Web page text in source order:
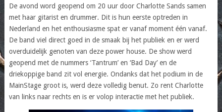
De avond word geopend om 20 uur door Charlotte Sands samen
met haar gitarist en drummer. Dit is hun eerste optreden in
Nederland en het enthousiasme spat er vanaf moment één vanaf.
De band viel direct goed in de smaak bij het publiek en er werd
overduidelijk genoten van deze power house. De show werd
geopend met de nummers ‘Tantrum’ en ‘Bad Day’ en de
driekoppige band zit vol energie. Ondanks dat het podium in de
MainStage groot is, werd deze volledig benut. Zo rent Charlotte
van links naar rechts en is er volop interactie met het publiek.